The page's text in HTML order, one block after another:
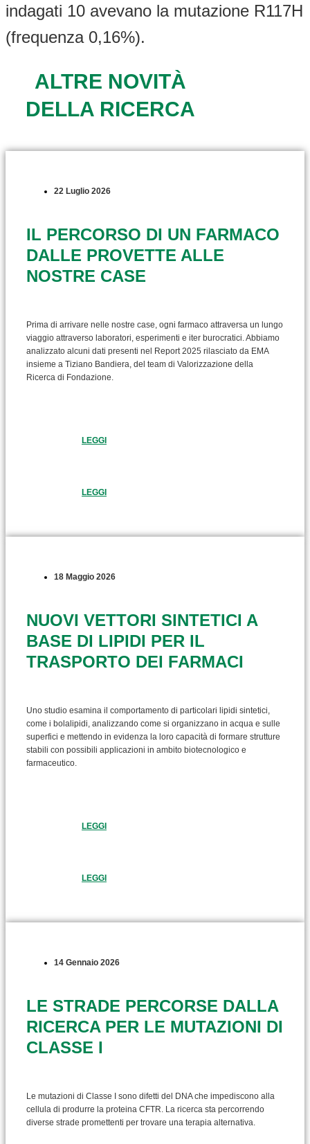
indagati 10 avevano la mutazione R117H
(frequenza 0,16%).
ALTRE NOVITÀ
DELLA RICERCA
22 Luglio 2026
IL PERCORSO DI UN FARMACO
DALLE PROVETTE ALLE
NOSTRE CASE
Prima di arrivare nelle nostre case, ogni farmaco attraversa un lungo
viaggio attraverso laboratori, esperimenti e iter burocratici. Abbiamo
analizzato alcuni dati presenti nel Report 2025 rilasciato da EMA
insieme a Tiziano Bandiera, del team di Valorizzazione della
Ricerca di Fondazione.
LEGGI
LEGGI
18 Maggio 2026
NUOVI VETTORI SINTETICI A
BASE DI LIPIDI PER IL
TRASPORTO DEI FARMACI
Uno studio esamina il comportamento di particolari lipidi sintetici,
come i bolalipidi, analizzando come si organizzano in acqua e sulle
superfici e mettendo in evidenza la loro capacità di formare strutture
stabili con possibili applicazioni in ambito biotecnologico e
farmaceutico.
LEGGI
LEGGI
14 Gennaio 2026
LE STRADE PERCORSE DALLA
RICERCA PER LE MUTAZIONI DI
CLASSE I
Le mutazioni di Classe I sono difetti del DNA che impediscono alla
cellula di produrre la proteina CFTR. La ricerca sta percorrendo
diverse strade promettenti per trovare una terapia alternativa.